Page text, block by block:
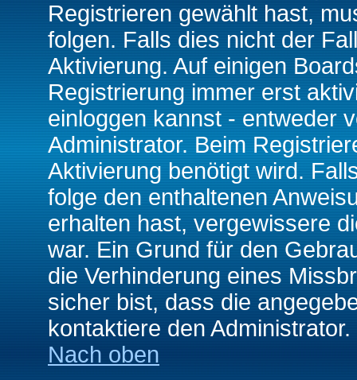
Registrieren gewählt hast,
folgen. Falls dies nicht der
Aktivierung. Auf einigen
Registrierung immer erst
einloggen kannst - entweder
Administrator. Beim
Aktivierung benötigt wird.
folge den enthaltenen
erhalten hast, vergewissere
war. Ein Grund für den
die Verhinderung eines
sicher bist, dass die
kontaktiere den Administrator.
Nach oben